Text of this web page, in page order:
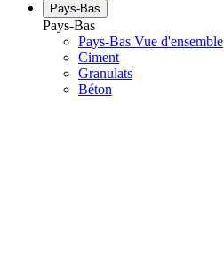
Pays-Bas
Pays-Bas
Pays-Bas Vue d'ensemble
Ciment
Granulats
Béton